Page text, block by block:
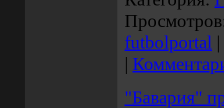
futbolportal |
|
"Бавария"